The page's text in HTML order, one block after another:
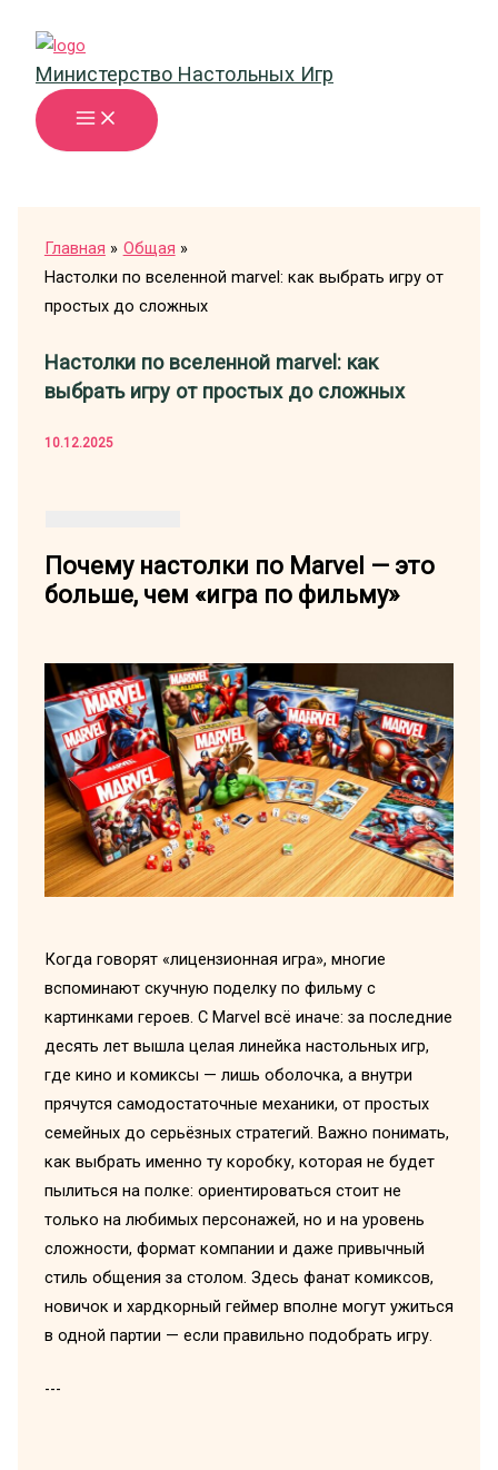
содержимому
Министерство Настольных Игр
Главная
Общая
Настолки по вселенной marvel: как выбрать игру от
простых до сложных
Настолки по вселенной marvel: как
выбрать игру от простых до сложных
10.12.2025
Почему настолки по Marvel — это
больше, чем «игра по фильму»
Когда говорят «лицензионная игра», многие
вспоминают скучную поделку по фильму с
картинками героев. С Marvel всё иначе: за последние
десять лет вышла целая линейка настольных игр,
где кино и комиксы — лишь оболочка, а внутри
прячутся самодостаточные механики, от простых
семейных до серьёзных стратегий. Важно понимать,
как выбрать именно ту коробку, которая не будет
пылиться на полке: ориентироваться стоит не
только на любимых персонажей, но и на уровень
сложности, формат компании и даже привычный
стиль общения за столом. Здесь фанат комиксов,
новичок и хардкорный геймер вполне могут ужиться
в одной партии — если правильно подобрать игру.
---